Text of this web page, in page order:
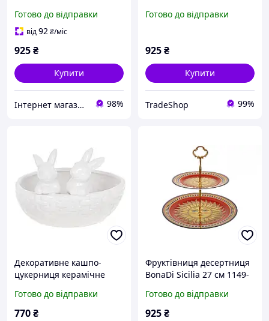
Готово до відправки
від92₴/міс
925₴
Купити
Інтернет магазин Veronеse 98%
Готово до відправки
925₴
Купити
TradeShop 99%
Декоративне кашпо-
цукерниця керамічне
BonaDi
Готово до відправки
770₴
Фруктівниця десертниця
BonaDi Sicilia 27 см 1149-
AGoodStore
Готово до відправки
925₴